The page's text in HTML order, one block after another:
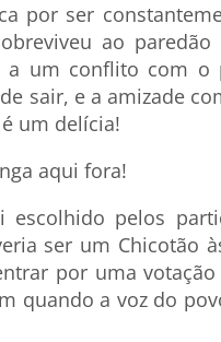
por ser
ao paredão
a um conflito com o
sair, e a amizade
um delícia!
aqui fora!
pelos
ser um Chicotão
por uma
quando a voz do